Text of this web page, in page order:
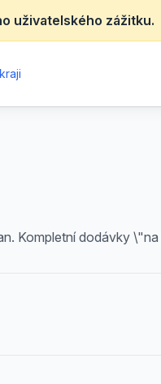
uživatelského zážitku.
Kompletní dodávky \"na